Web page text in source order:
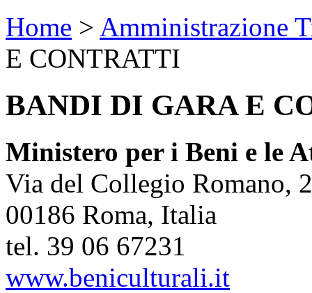
Home > Amministrazione
E CONTRATTI
BANDI DI GARA E
Ministero per i Beni e le
Via del Collegio Romano,
00186 Roma, Italia
tel. 39 06 67231
www.beniculturali.it